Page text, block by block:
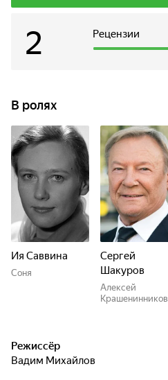
Рецензии
2
В ролях
Ия Саввина
Соня
Сергей
Шакуров
Алексей
Крашенинников
Режиссёр
Вадим Михайлов